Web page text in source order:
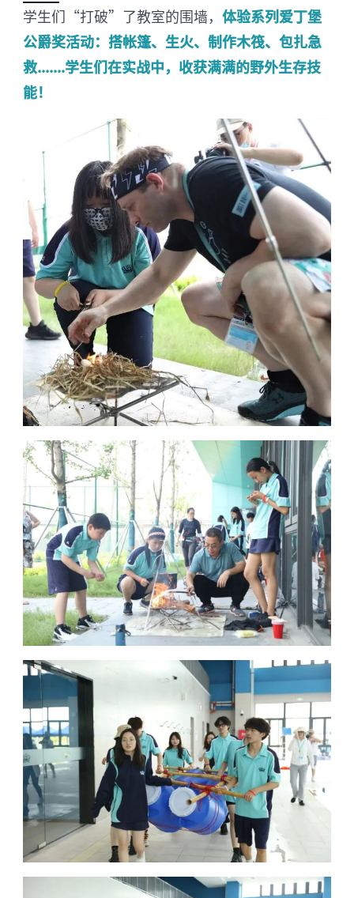
学生们“打破”了教室的围墙，体验系列爱丁堡
公爵奖活动：搭帐篷、生火、制作木筏、包扎急
救.......学生们在实战中，收获满满的野外生存技
能！